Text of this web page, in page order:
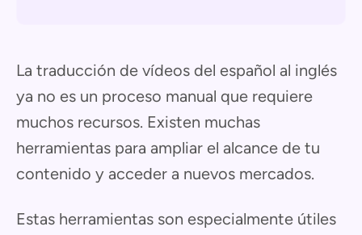
La traducción de vídeos del español al inglés
ya no es un proceso manual que requiere
muchos recursos. Existen muchas
herramientas para ampliar el alcance de tu
contenido y acceder a nuevos mercados.
Estas herramientas son especialmente útiles